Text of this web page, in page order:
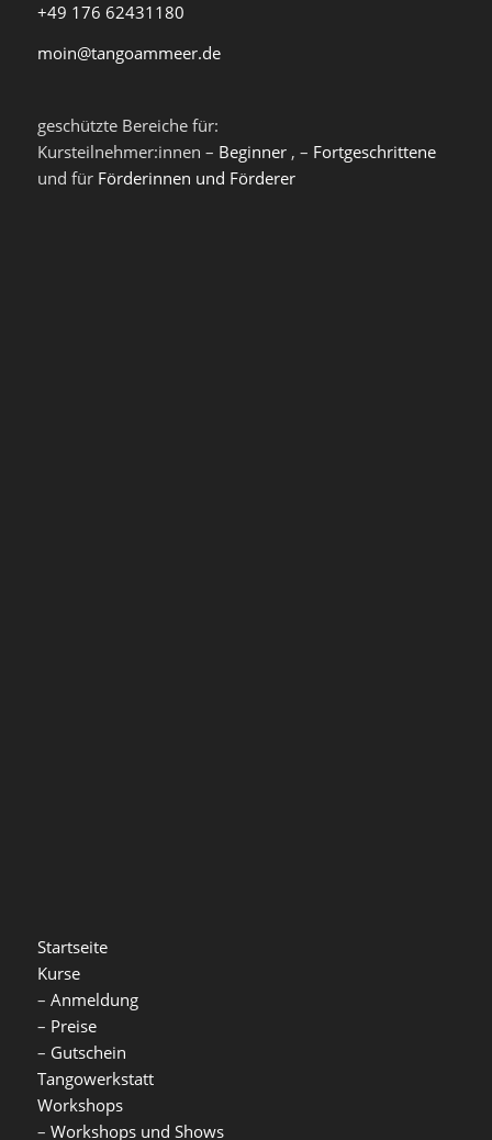
+49 176 62431180
moin@tangoammeer.de
geschützte Bereiche für:
Kursteilnehmer:innen – Beginner, – Fortgeschrittene
und für Förderinnen und Förderer
Startseite
Kurse
– Anmeldung
– Preise
– Gutschein
Tangowerkstatt
Workshops
– Workshops und Shows